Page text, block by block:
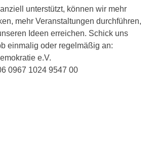
unterstützt, können wir mehr
mehr Veranstaltungen durchführen,
Ideen erreichen. Schick uns
einmalig oder regelmäßig an:
e.V.
0967 1024 9547 00